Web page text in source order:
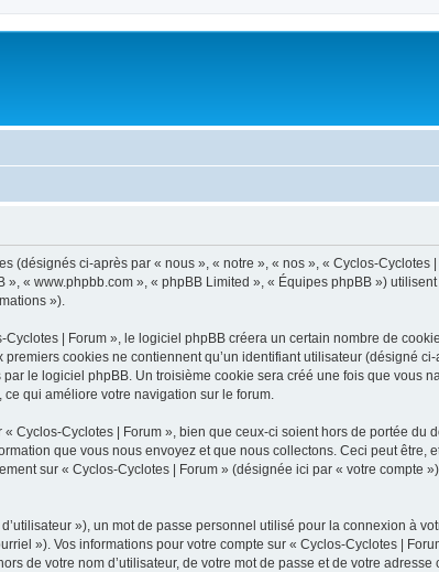
ci-après par « nous », « notre », « nos », « Cyclos-Cyclotes
« www.phpbb.com », « phpBB Limited », « Équipes phpBB »)
»).
| Forum », le logiciel phpBB créera un certain nombre de
cookies ne contiennent qu’un identifiant utilisateur (désigné
le logiciel phpBB. Un troisième cookie sera créé une fois que vous
qui améliore votre navigation sur le forum.
Cyclos-Cyclotes | Forum », bien que ceux-ci soient hors de portée du
que vous nous envoyez et que nous collectons. Ceci peut être,
sur « Cyclos-Cyclotes | Forum » (désignée ici par « votre compte
»), un mot de passe personnel utilisé pour la connexion à
»). Vos informations pour votre compte sur « Cyclos-Cyclotes |
de votre nom d’utilisateur, de votre mot de passe et de votre adresse